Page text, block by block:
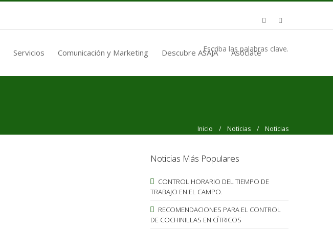
Servicios Comunicación y Marketing Descubre ASAJA Asóciate
Escriba las palabras clave.
Inicio / Noticias / Noticias
Noticias Más Populares
CONTROL HORARIO DEL TIEMPO DE
TRABAJO EN EL CAMPO.
RECOMENDACIONES PARA EL CONTROL
DE COCHINILLAS EN CÍTRICOS